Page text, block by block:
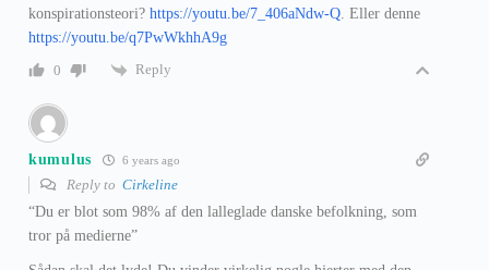
konspirationsteori? https://youtu.be/7_406aNdw-Q. Eller denne
https://youtu.be/q7PwWkhhA9g
0
Reply
kumulus 6 years ago
Reply to Cirkeline
“Du er blot som 98% af den lalleglade danske befolkning, som
tror på medierne”